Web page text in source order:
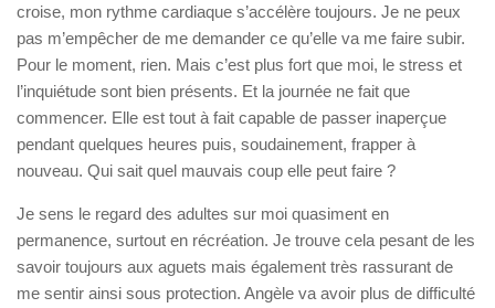
croise, mon rythme cardiaque s’accélère toujours. Je ne peux
pas m’empêcher de me demander ce qu’elle va me faire subir.
Pour le moment, rien. Mais c’est plus fort que moi, le stress et
l’inquiétude sont bien présents. Et la journée ne fait que
commencer. Elle est tout à fait capable de passer inaperçue
pendant quelques heures puis, soudainement, frapper à
nouveau. Qui sait quel mauvais coup elle peut faire ?
Je sens le regard des adultes sur moi quasiment en
permanence, surtout en récréation. Je trouve cela pesant de les
savoir toujours aux aguets mais également très rassurant de
me sentir ainsi sous protection. Angèle va avoir plus de difficulté